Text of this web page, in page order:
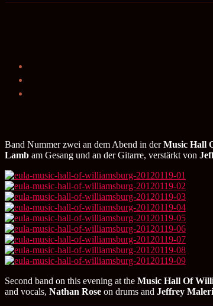
Band Nummer zwei an dem Abend in derMusic Hall
Lamb am Gesang und an der Gitarre, verstärkt von
Second band on this evening at the Music Hall Of
and vocals, Nathan Rose on drums and Jeffrey Maleri